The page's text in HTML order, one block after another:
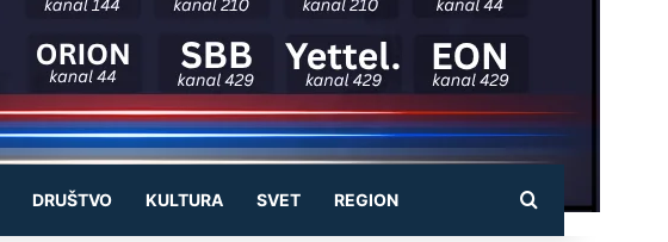
DRUŠTVO KULTURA SVET REGION Pretraži